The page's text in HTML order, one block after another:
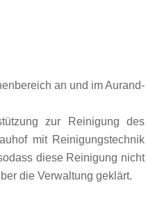
an und im Aurand-
zur Reinigung des
mit Reinigungstechnik
diese Reinigung nicht
die Verwaltung geklärt.